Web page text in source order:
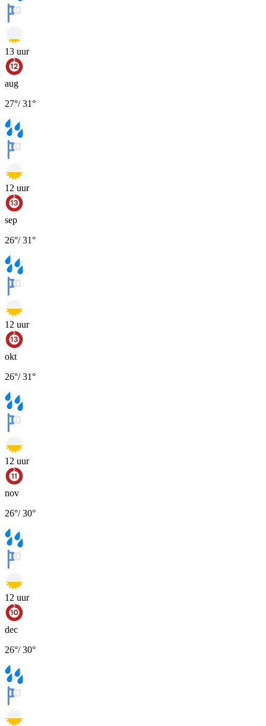
13 uur
aug
27°/31°
12 uur
sep
26°/31°
12 uur
okt
26°/31°
12 uur
nov
26°/30°
12 uur
dec
26°/30°